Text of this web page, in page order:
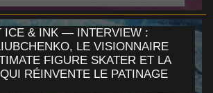
ICE & INK — INTERVIEW :
LE VISIONNAIRE
FIGURE SKATER ET LA
RÉINVENTE LE PATINAGE